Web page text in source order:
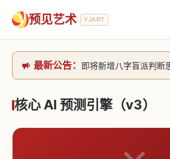
预见艺术 YJART
最新公告：
核心 AI 预测引擎（v3）